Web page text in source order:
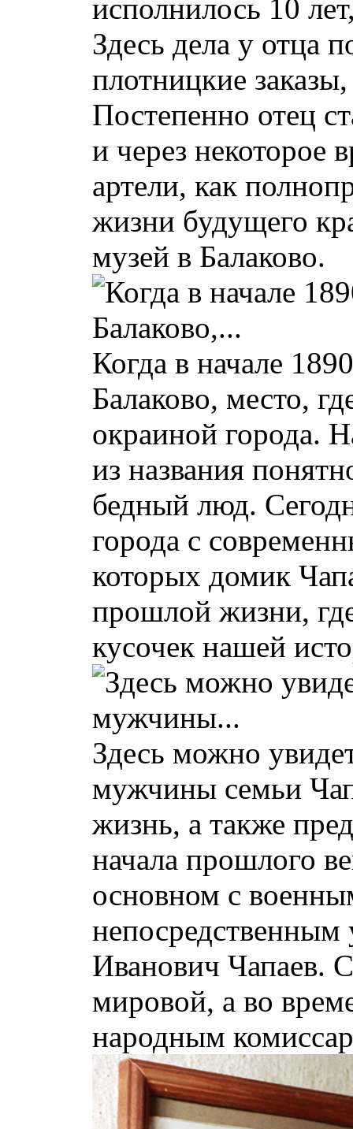
исполнилось 10
Здесь дела у отца
плотницкие
Постепенно отец
и через некоторое
артели, как
жизни будущего
музей в Балаково.
Когда в начале
Балаково, место,
окраиной города.
из названия
бедный люд.
города с
которых домик
прошлой жизни,
кусочек нашей
Здесь можно
мужчины семьи
жизнь, а также
начала прошлого
основном с
непосредственным
Иванович Чапаев.
мировой, а во
народным